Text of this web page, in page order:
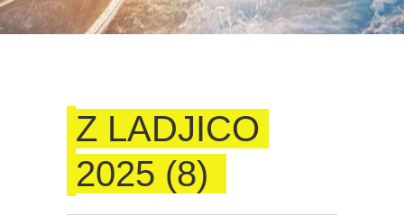
Z LADJICO
2025 (8)